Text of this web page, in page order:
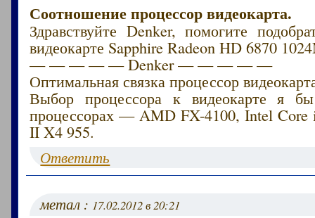
Соотношение процессор видеокарта.
Здравствуйте Denker, помогите
видеокарте Sapphire Radeon HD 6870
— — — — — Denker — — — — —
Оптимальная связка процессор
Выбор процессора к видеокарте я
процессорах — AMD FX-4100, Intel Core
II X4 955.
Ответить
метал : 17.02.2012 в 20:21